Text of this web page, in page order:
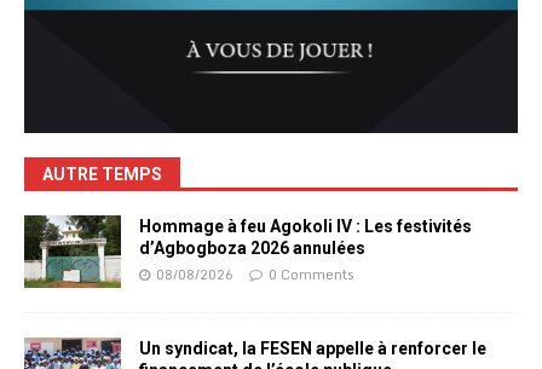
AUTRE TEMPS
Hommage à feu Agokoli IV : Les festivités
d’Agbogboza 2026 annulées
08/08/2026 0 Comments
Un syndicat, la FESEN appelle à renforcer le